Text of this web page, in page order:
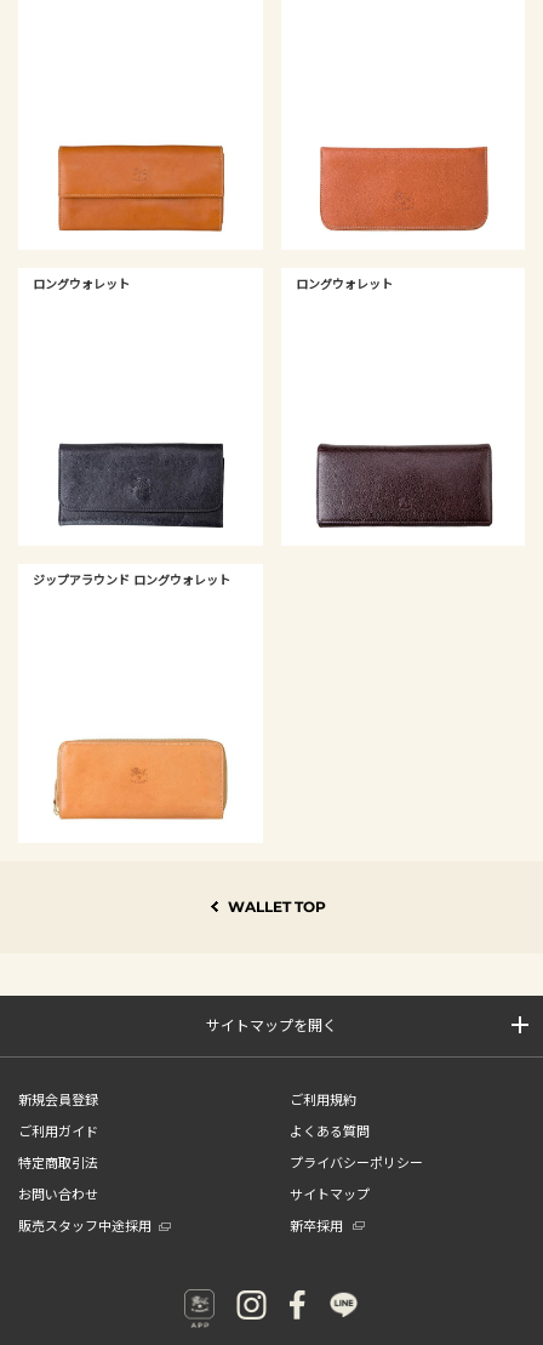
ロングウォレット ロングウォレット
ジップアラウンド ロングウォレット
WALLET TOP
サイトマップを開く
新規会員登録
ご利用規約
ご利用ガイド
よくある質問
特定商取引法
プライバシーポリシー
お問い合わせ
サイトマップ
販売スタッフ中途採用
新卒採用